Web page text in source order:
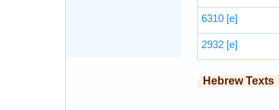
6310 [e]
2932 [e]
Hebrew Texts